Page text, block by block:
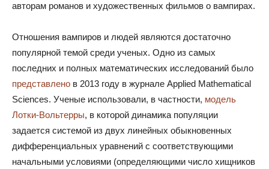
авторам романов и художественных фильмов о вампирах.
Отношения вампиров и людей являются достаточно
популярной темой среди ученых. Одно из самых
последних и полных математических исследований было
представлено в 2013 году в журнале Applied Mathematical
Sciences. Ученые использовали, в частности, модель
Лотки-Вольтерры, в которой динамика популяции
задается системой из двух линейных обыкновенных
дифференциальных уравнений с соответствующими
начальными условиями (определяющими число хищников